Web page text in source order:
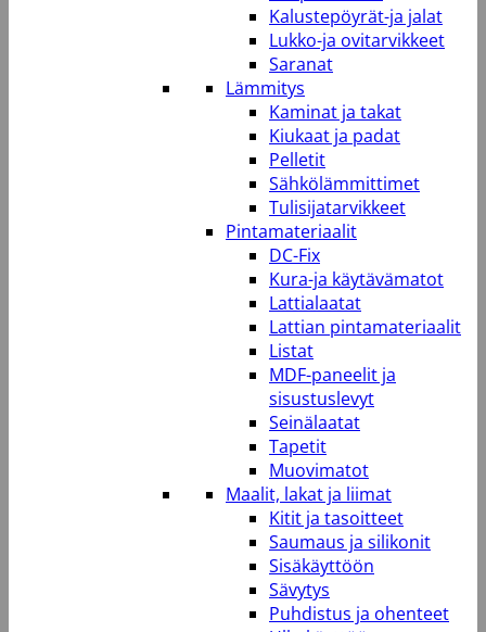
Kalustepöyrät-ja jalat
Lukko-ja ovitarvikkeet
Saranat
Lämmitys
Kaminat ja takat
Kiukaat ja padat
Pelletit
Sähkölämmittimet
Tulisijatarvikkeet
Pintamateriaalit
DC-Fix
Kura-ja käytävämatot
Lattialaatat
Lattian pintamateriaalit
Listat
MDF-paneelit ja
sisustuslevyt
Seinälaatat
Tapetit
Muovimatot
Maalit, lakat ja liimat
Kitit ja tasoitteet
Saumaus ja silikonit
Sisäkäyttöön
Sävytys
Puhdistus ja ohenteet